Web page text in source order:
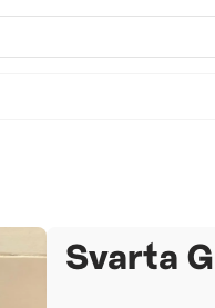
Svarta